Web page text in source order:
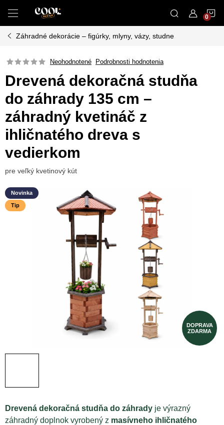
obsah
Záhradné dekorácie – figúrky, mlyny, vázy, studne
Neohodnotené Podrobnosti hodnotenia
Drevená dekoračná studňa
do záhrady 135 cm –
záhradný kvetináč z
ihličnatého dreva s
vedierkom
pre veľký kvetinový kút
Novinka
Tip
Drevená dekoračná studňa do záhrady je výrazný
záhradný doplnok vyrobený z masívneho ihličnatého